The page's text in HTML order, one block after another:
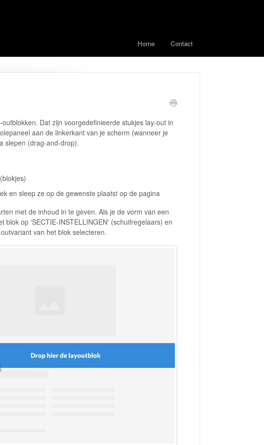
Home Contact
Dat zijn voorgedefinieerde stukjes lay-out in
aan de linkerkant van je scherm (wanneer je
slepen (drag-and-drop).
en sleep ze op de gewenste plaatst op de pagina
met de inhoud in te geven. Als je de vorm van een
blok op 'SECTIE-INSTELLINGEN' (schuifregelaars) en
van het blok selecteren.